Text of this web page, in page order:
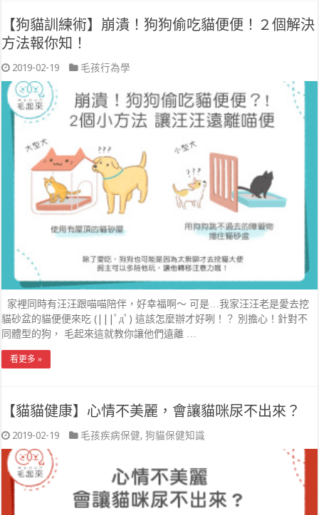
【狗貓訓練術】崩潰！狗狗偷吃貓便便！２個解決
方法報你知！
2019-02-19 毛孩行為學
家裡同時有汪汪跟喵喵陪伴，好幸福啊～ 可是…我家汪汪老是愛去挖
貓砂盆的貓便便來吃 (|||ﾟдﾟ) 這該怎麼辦才好咧！？ 別擔心！針對不
同體型的狗， 毛起來這就教你讓他們遠離 …
看更多 »
【貓貓健康】心情不美麗，會讓貓咪尿不出來？
2019-02-19 毛孩疾病保健,狗貓保健知識